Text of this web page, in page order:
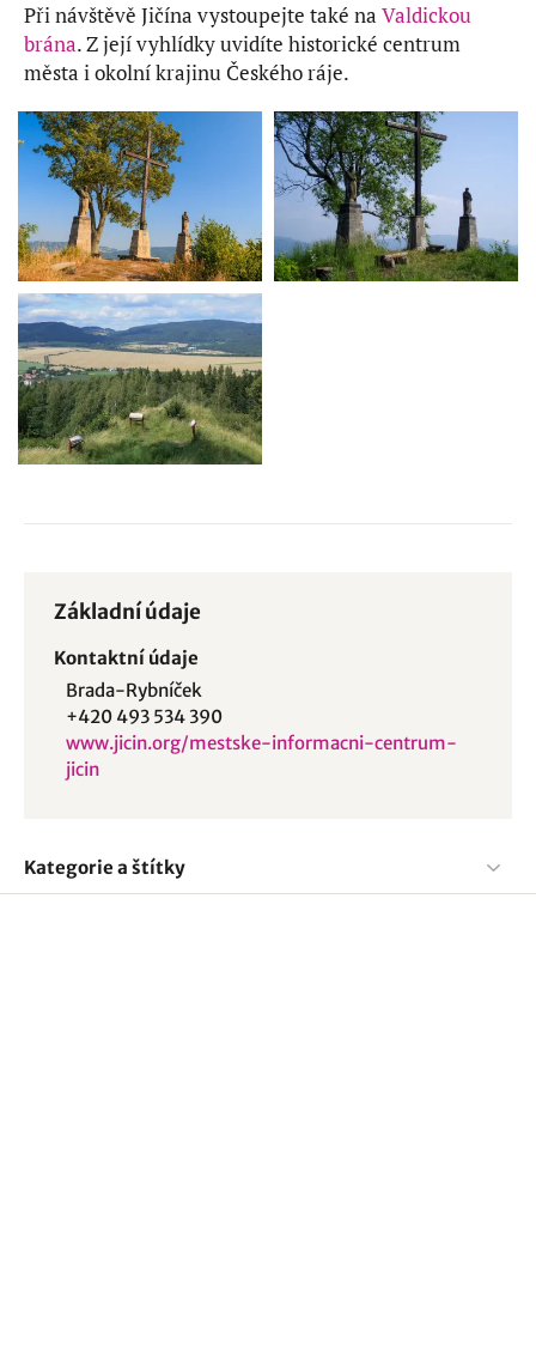
Při návštěvě Jičína vystoupejte také na Valdickou
brána. Z její vyhlídky uvidíte historické centrum
města i okolní krajinu Českého ráje.
Základní údaje
Kontaktní údaje
Brada-Rybníček
+420 493 534 390
www.jicin.org/mestske-informacni-centrum-
jicin
Kategorie a štítky